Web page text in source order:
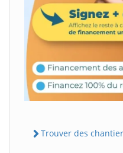
Trouver des